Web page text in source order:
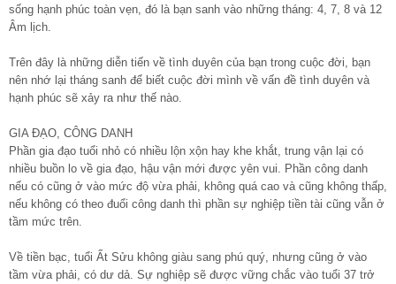
sống hạnh phúc toàn vẹn, đó là bạn sanh vào những tháng: 4, 7, 8 và 12
Âm lịch.
Trên đây là những diễn tiến về tình duyên của bạn trong cuộc đời, bạn
nên nhớ lại tháng sanh để biết cuộc đời mình về vấn đề tình duyên và
hạnh phúc sẽ xảy ra như thế nào.
GIA ĐẠO, CÔNG DANH
Phần gia đạo tuổi nhỏ có nhiều lộn xộn hay khe khắt, trung vận lại có
nhiều buồn lo về gia đạo, hậu vận mới được yên vui. Phần công danh
nếu có cũng ở vào mức độ vừa phải, không quá cao và cũng không thấp,
nếu không có theo đuổi công danh thì phần sự nghiệp tiền tài cũng vẫn ở
tầm mức trên.
Về tiền bạc, tuổi Ất Sửu không giàu sang phú quý, nhưng cũng ở vào
tầm vừa phải, có dư dả. Sự nghiệp sẽ được vững chắc vào tuổi 37 trở